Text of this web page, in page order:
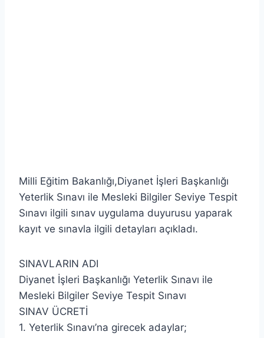
Milli Eğitim Bakanlığı,Diyanet İşleri Başkanlığı
Yeterlik Sınavı ile Mesleki Bilgiler Seviye Tespit
Sınavı ilgili sınav uygulama duyurusu yaparak
kayıt ve sınavla ilgili detayları açıkladı.
SINAVLARIN ADI
Diyanet İşleri Başkanlığı Yeterlik Sınavı ile
Mesleki Bilgiler Seviye Tespit Sınavı
SINAV ÜCRETİ
1. Yeterlik Sınavı’na girecek adaylar;